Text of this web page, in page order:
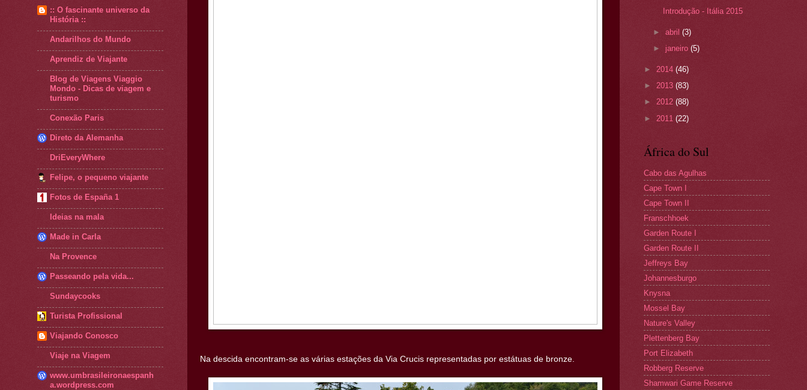
Na descida encontram-se as várias estações da Via Crucis representadas por estátuas de bronze.
:: O fascinante universo da
História ::
Andarilhos do Mundo
Aprendiz de Viajante
Blog de Viagens Viaggio
Mondo - Dicas de viagem e
turismo
Conexão Paris
Direto da Alemanha
DriEveryWhere
Felipe, o pequeno viajante
Fotos de España 1
Ideias na mala
Made in Carla
Na Provence
Passeando pela vida...
Sundaycooks
Turista Profissional
Viajando Conosco
Viaje na Viagem
www.umbrasileironaespanh
a.wordpress.com
Introdução - Itália 2015
►abril(3)
► janeiro(5)
► 2014 (46)
► 2013 (83)
► 2012 (88)
► 2011 (22)
África do Sul
Cabo das Agulhas
Cape Town I
Cape Town II
Franschhoek
Garden Route I
Garden Route II
Jeffreys Bay
Johannesburgo
Knysna
Mossel Bay
Nature's Valley
Plettenberg Bay
Port Elizabeth
Robberg Reserve
Shamwari Game Reserve